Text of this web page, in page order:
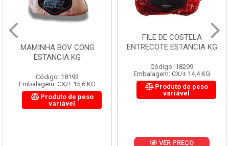
MAMINHA BOV CONG
ESTANCIA KG
Código: 18193
Embalagem: CX/± 15,6 KG
Produto de peso
variável
FILE DE COSTELA
ENTRECOTE ESTANCIA KG
Código: 18299
Embalagem: CX/± 14,4 KG
Produto de peso
variável
VER PREÇO